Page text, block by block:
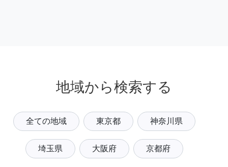
地域から検索する
全ての地域 東京都 神奈川県
埼玉県 大阪府 京都府